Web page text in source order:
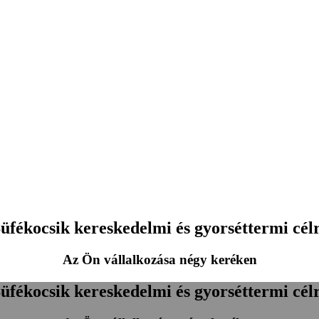
kereskedelmi és gyorséttermi
Az Ön vállalkozása négy keréken
kereskedelmi és gyorséttermi